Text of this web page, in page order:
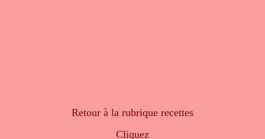
Retour à la rubrique recettes
Cliquez